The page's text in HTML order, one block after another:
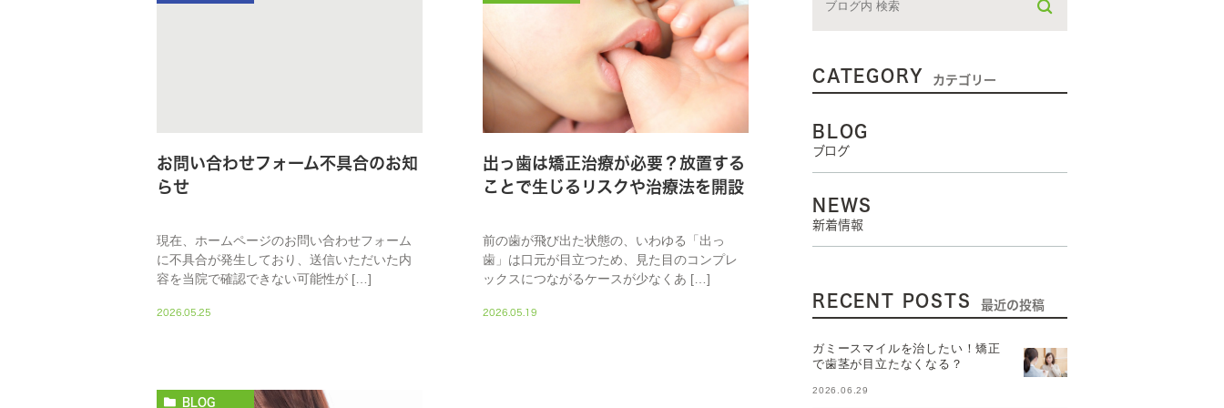
お問い合わせフォーム不具合のお知
らせ
現在、ホームページのお問い合わせフォーム
に不具合が発生しており、送信いただいた内
容を当院で確認できない可能性が […]
2026.05.25
出っ歯は矯正治療が必要？放置する
ことで生じるリスクや治療法を開設
前の歯が飛び出た状態の、いわゆる「出っ
歯」は口元が目立つため、見た目のコンプレ
ックスにつながるケースが少なくあ […]
2026.05.19
BLOG
CATEGORY カテゴリー
BLOG
ブログ
NEWS
新着情報
RECENT POSTS 最近の投稿
ガミースマイルを治したい！矯正
で歯茎が目立たなくなる？
2026.06.29